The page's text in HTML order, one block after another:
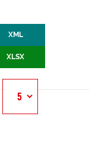
XML
XLSX